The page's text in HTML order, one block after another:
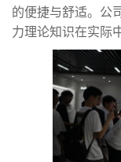
的便捷与舒适。公
力理论知识在实际